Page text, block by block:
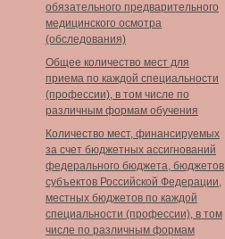
обязательного предварительного
медицинского осмотра
(обследования)
Общее количество мест для
приема по каждой специальности
(профессии), в том числе по
различным формам обучения
Количество мест, финансируемых
за счет бюджетных ассигнований
федерального бюджета, бюджетов
субъектов Российской Федерации,
местных бюджетов по каждой
специальности (профессии), в том
числе по различным формам